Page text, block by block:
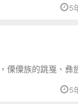
5
傈僳族的跳戛、彝
5